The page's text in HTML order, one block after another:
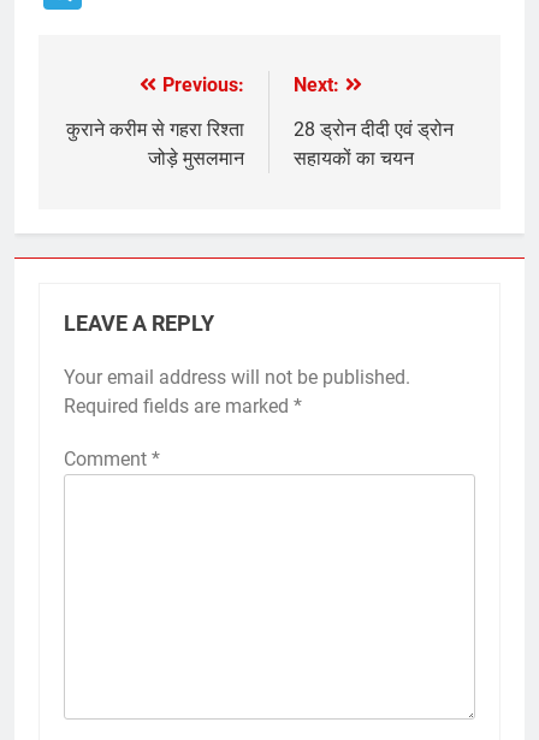
navigation
Previous:
कुराने करीम से गहरा रिश्ता
जोड़े मुसलमान
Next:
28 ड्रोन दीदी एवं ड्रोन
सहायकों का चयन
LEAVE A REPLY
Your email address will not be published.
Required fields are marked *
Comment *